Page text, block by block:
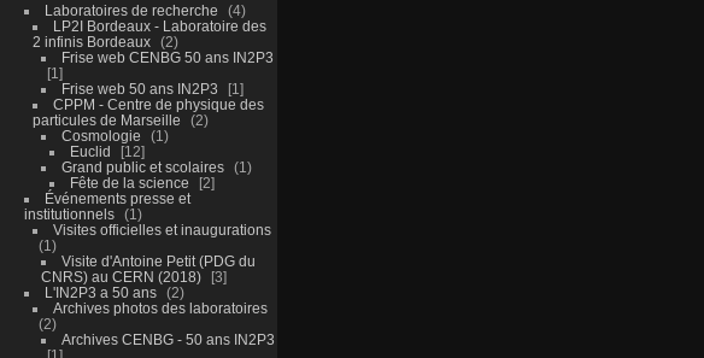
Laboratoires de recherche
4
LP2I Bordeaux - Laboratoire des
2 infinis Bordeaux
2
Frise web CENBG 50 ans IN2P3
1
Frise web 50 ans IN2P3
1
CPPM - Centre de physique des
particules de Marseille
2
Cosmologie
1
Euclid
12
Grand public et scolaires
1
Fête de la science
2
Événements presse et
institutionnels
1
Visites officielles et inaugurations
1
Visite d'Antoine Petit (PDG du
CNRS) au CERN (2018)
3
L'IN2P3 a 50 ans
2
Archives photos des laboratoires
2
Archives CENBG - 50 ans IN2P3
1